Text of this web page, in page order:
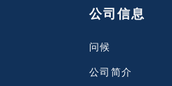
公司信息
问候
公司简介